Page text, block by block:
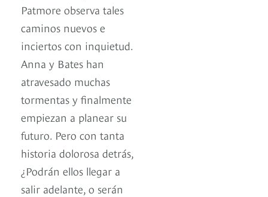
Patmore observa tales
caminos nuevos e
inciertos con inquietud.
Anna y Bates han
atravesado muchas
tormentas y finalmente
empiezan a planear su
futuro. Pero con tanta
historia dolorosa detrás,
¿Podrán ellos llegar a
salir adelante, o serán